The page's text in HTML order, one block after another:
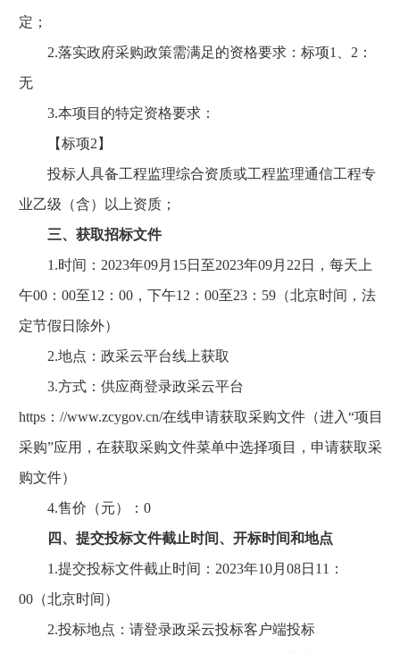
定；
2.落实政府采购政策需满足的资格要求：标项1、2：
无
3.本项目的特定资格要求：
【标项2】
投标人具备工程监理综合资质或工程监理通信工程专
业乙级（含）以上资质；
三、获取招标文件
1.时间：2023年09月15日至2023年09月22日，每天上
午00：00至12：00，下午12：00至23：59（北京时间，法
定节假日除外）
2.地点：政采云平台线上获取
3.方式：供应商登录政采云平台
https：//www.zcygov.cn/在线申请获取采购文件（进入“项目
采购”应用，在获取采购文件菜单中选择项目，申请获取采
购文件）
4.售价（元）：0
四、提交投标文件截止时间、开标时间和地点
1.提交投标文件截止时间：2023年10月08日11：
00（北京时间）
2.投标地点：请登录政采云投标客户端投标